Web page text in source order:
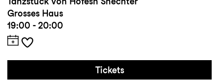
Faculty Rom
Auszeichnungen und Sonstiges: 2. Platz
beim International Solo Tanzwettbewerb im
Rahmen des Internationalen Solo Tanz
Theater Festivals Stuttgart
Grosses Haus
19:00 - 20:00
Tickets